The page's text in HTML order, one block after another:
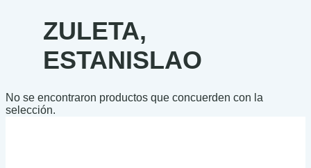
ZULETA,
ESTANISLAO
No se encontraron productos que concuerden con la
selección.